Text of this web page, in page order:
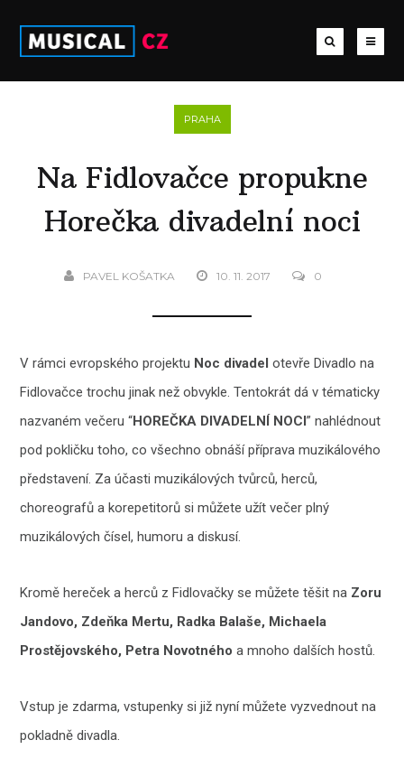
PRAHA
Na Fidlovačce propukne
Horečka divadelní noci
PAVEL KOŠATKA 10. 11. 2017 0
V rámci evropského projektu Noc divadel otevře Divadlo na
Fidlovačce trochu jinak než obvykle. Tentokrát dá v tématicky
nazvaném večeru “HOREČKA DIVADELNÍ NOCI” nahlédnout
pod pokličku toho, co všechno obnáší příprava muzikálového
představení. Za účasti muzikálových tvůrců, herců,
choreografů a korepetitorů si můžete užít večer plný
muzikálových čísel, humoru a diskusí.
Kromě hereček a herců z Fidlovačky se můžete těšit na Zoru
Jandovo, Zdeňka Mertu, Radka Balaše, Michaela
Prostějovského, Petra Novotného a mnoho dalších hostů.
Vstup je zdarma, vstupenky si již nyní můžete vyzvednout na
pokladně divadla.